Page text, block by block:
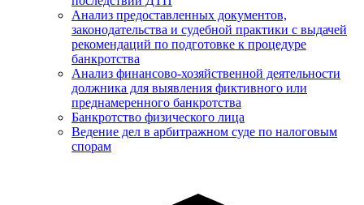
Анализ предоставленных документов,
законодательства и судебной практики с выдачей
рекомендаций по подготовке к процедуре
банкротства
Анализ финансово-хозяйственной деятельности
должника для выявления фиктивного или
преднамеренного банкротства
Банкротство физического лица
Ведение дел в арбитражном суде по налоговым
спорам